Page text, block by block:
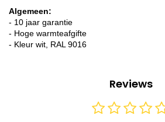
Algemeen:
- 10 jaar garantie
- Hoge warmteafgifte
- Kleur wit, RAL 9016
Reviews